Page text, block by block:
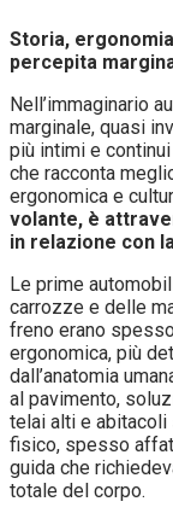
Storia,
percepita
Nell’immaginario
marginale, quasi
più intimi e
che racconta
ergonomica e
volante, è
in relazione con
Le prime
carrozze e delle
freno erano
ergonomica, più
dall’anatomia
al pavimento,
telai alti e abitacoli
fisico, spesso
guida che
totale del corpo.